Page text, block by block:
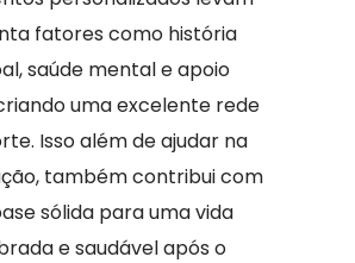
fatores como história
saúde mental e apoio
uma excelente rede
Isso além de ajudar na
também contribui com
sólida para uma vida
e saudável após o